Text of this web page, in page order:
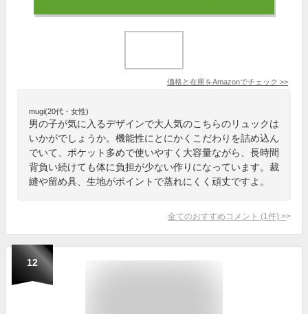
価格と在庫をAmazonでチェック >>
mugi(20代・女性)
男の子が気に入るデザインで大人気のこちらのリュックは
いかがでしょうか。機能性にとにかくこだわりを詰め込ん
でいて、ポケット多めで使いやすく大容量ながら、長時間
背負い続けても体に負担が少ない作りになっています。裁
縫や留め具、生地がポイントで蒸れにくく頑丈ですよ。
全てのおすすめコメント (1 件) >
12